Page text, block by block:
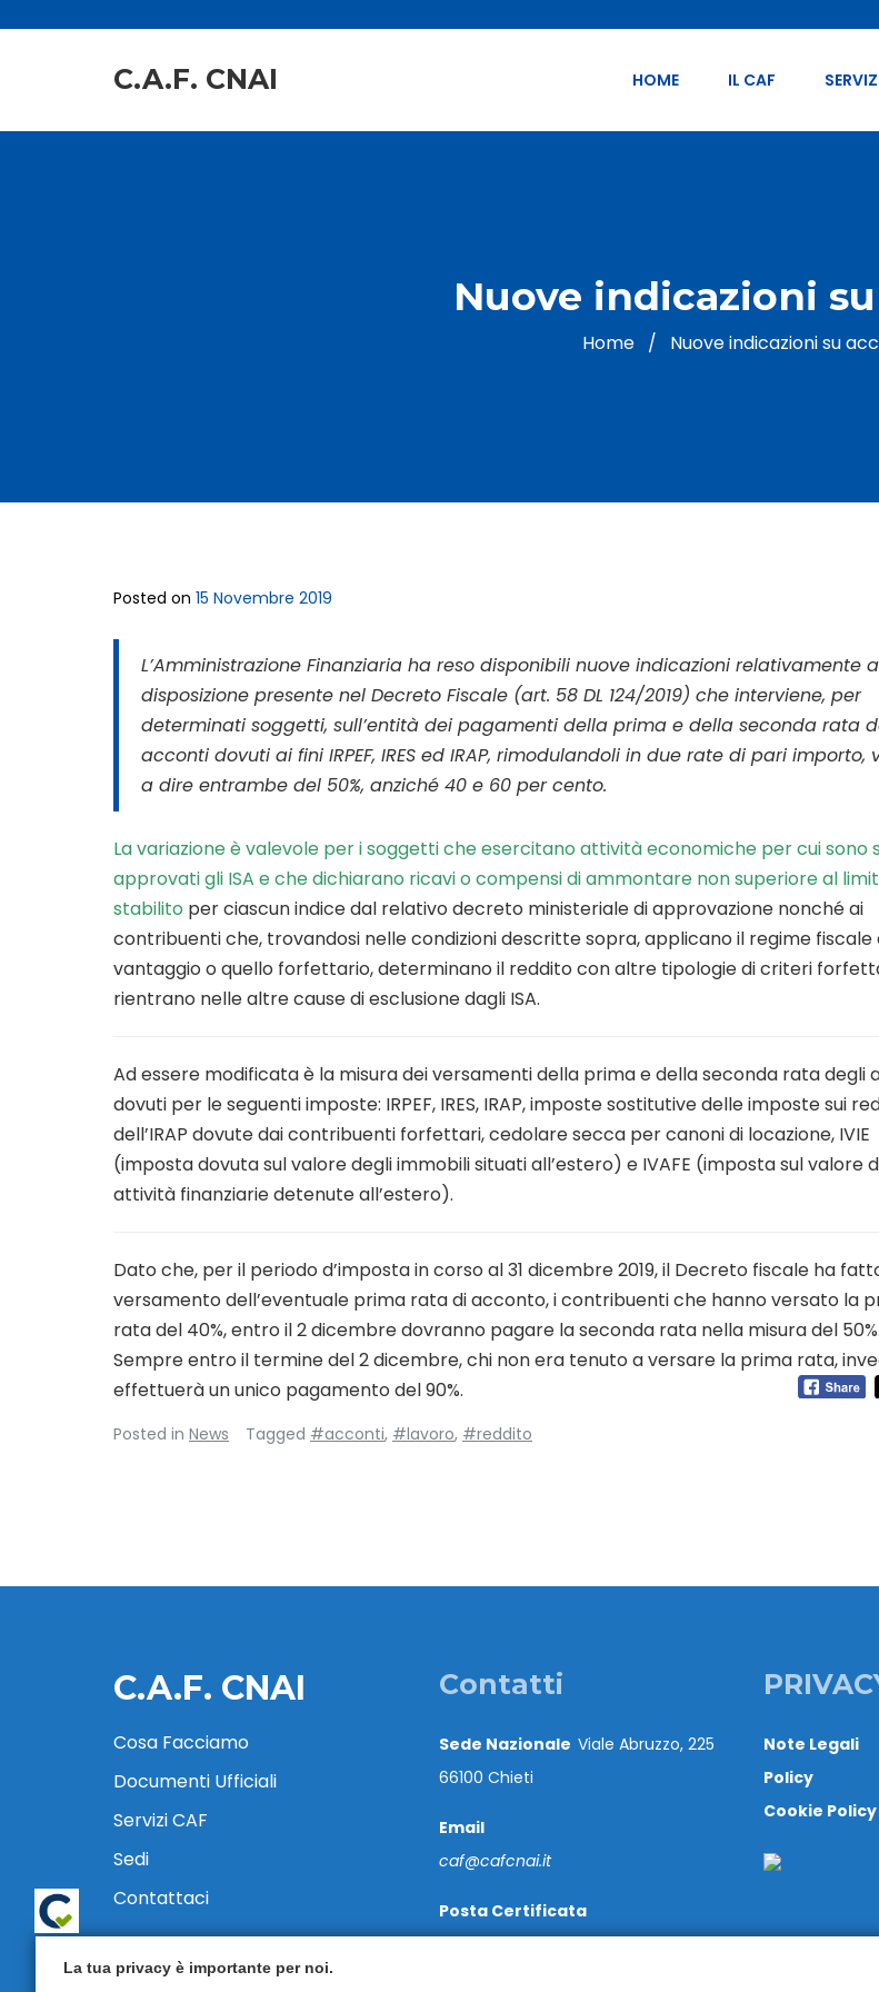
C.A.F. CNAI HOME IL CAF
Nuove indicazioni
Home/ Nuove indicazioni su
Posted on 15 Novembre 2019
L’Amministrazione Finanziaria ha reso disponibili nuove indicazioni relativamente
disposizione presente nel Decreto Fiscale (art. 58 DL 124/2019) che interviene, per
determinati soggetti, sull’entità dei pagamenti della prima e della seconda rata
acconti dovuti ai fini IRPEF, IRES ed IRAP, rimodulandoli in due rate di pari importo,
a dire entrambe del 50%, anziché 40 e 60 per cento.
La variazione è valevole per i soggetti che esercitano attività economiche per cui sono
approvati gli ISA e che dichiarano ricavi o compensi di ammontare non superiore al
stabilito per ciascun indice dal relativo decreto ministeriale di approvazione nonché ai
contribuenti che, trovandosi nelle condizioni descritte sopra, applicano il regime fiscale
vantaggio o quello forfettario, determinano il reddito con altre tipologie di criteri
rientrano nelle altre cause di esclusione dagli ISA.
Ad essere modificata è la misura dei versamenti della prima e della seconda rata degli
dovuti per le seguenti imposte: IRPEF, IRES, IRAP, imposte sostitutive delle imposte sui
dell’IRAP dovute dai contribuenti forfettari, cedolare secca per canoni di locazione, IVIE
(imposta dovuta sul valore degli immobili situati all’estero) e IVAFE (imposta sul valore
attività finanziarie detenute all’estero).
Dato che, per il periodo d’imposta in corso al 31 dicembre 2019, il Decreto fiscale ha
versamento dell’eventuale prima rata di acconto, i contribuenti che hanno versato la
rata del 40%, entro il 2 dicembre dovranno pagare la seconda rata nella misura del 50%.
Sempre entro il termine del 2 dicembre, chi non era tenuto a versare la prima rata,
effettuerà un unico pagamento del 90%.
Posted in News Tagged #acconti, #lavoro, #reddito
C.A.F. CNAI
Cosa Facciamo
Documenti Ufficiali
Servizi CAF
Sedi
Contattaci
Contatti
Sede Nazionale Viale Abruzzo, 225
66100 Chieti
Email
caf@cafcnai.it
Posta Certificata
Note Legali
Policy
Cookie Policy
La tua privacy è importante per noi.